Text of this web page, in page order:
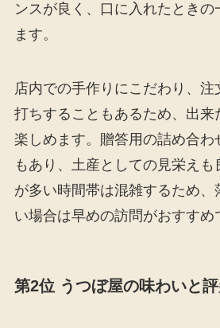
ンスが良く、口に入れたとき
ます。
店内での手作りにこだわり、注
打ちすることもあるため、出来
楽しめます。贈答用の詰め合わ
もあり、土産としての見栄え
が多い時間帯は混雑するため、
い場合は早めの訪問がおすすめ
第2位 うつぼ屋の味わいと評